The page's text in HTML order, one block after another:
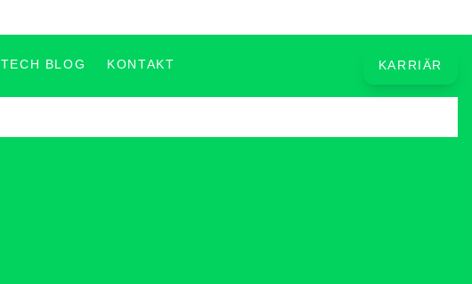
TECH BLOG KONTAKT KARRIÄR